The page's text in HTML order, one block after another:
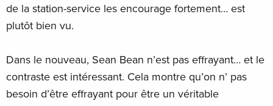
de la station-service les encourage fortement… est
plutôt bien vu.
Dans le nouveau, Sean Bean n’est pas effrayant… et le
contraste est intéressant. Cela montre qu’on n’ pas
besoin d’être effrayant pour être un véritable